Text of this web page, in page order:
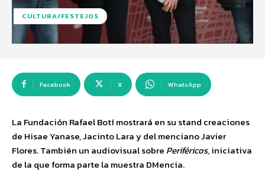
CULTURA/FESTEJOS
Facebook X WhatsApp
La Fundación Rafael Botí mostrará en su stand creaciones
de Hisae Yanase, Jacinto Lara y del menciano Javier
Flores. También un audiovisual sobre Periféricos,iniciativa
de la que forma parte la muestra DMencia.